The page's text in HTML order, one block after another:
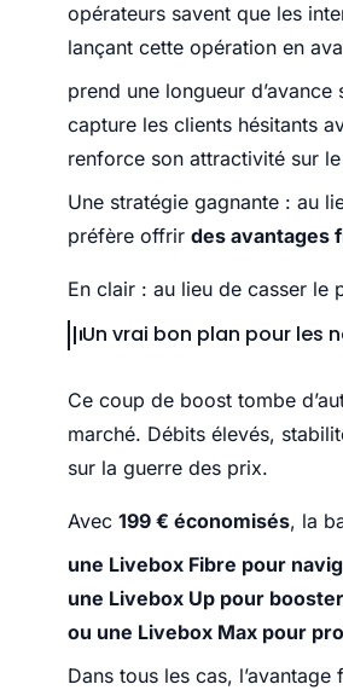
opérateurs savent que les
lançant cette opération en
prend une longueur d’avance
capture les clients hésitants
renforce son attractivité sur
Une stratégie gagnante : au
préfère offrir des avantages
En clair : au lieu de casser le
Un vrai bon plan pour les
Ce coup de boost tombe
marché. Débits élevés,
sur la guerre des prix.
Avec 199 € économisés, la
une Livebox Fibre pour
une Livebox Up pour
ou une Livebox Max pour
Dans tous les cas,